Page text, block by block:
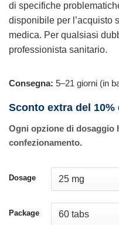
di specifiche
disponibile per l’acquisto
medica. Per qualsiasi
professionista sanitario.
Consegna: 5–21 giorni (in
Sconto extra del
Ogni opzione di dosaggio
confezionamento.
Dosage
Package